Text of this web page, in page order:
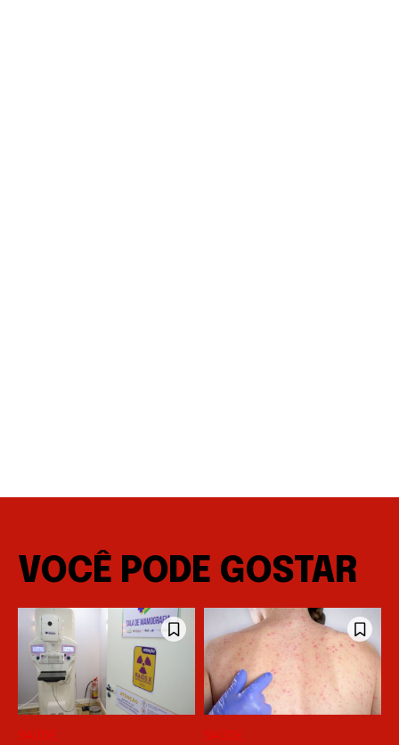
VOCÊ PODE GOSTAR
SAÚDE SAÚDE